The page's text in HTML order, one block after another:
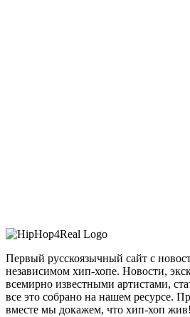
Первый русскоязычный сайт с
независимом хип-хопе. Новости,
всемирно известными артистами,
все это собрано на нашем ресурсе.
вместе мы докажем, что хип-хоп жив!